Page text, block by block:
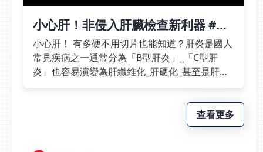
能罹病 慢性白血病最怕
延誤診斷以張先生為例，
他平時身體硬朗，從未懷
疑自己罹患血液疾病，這
次若非因肺炎住院接受抽
被忽略。柯萬盛表示，慢
性白血病進展雖然相對緩
陳代謝(產生、凋亡)，而
身體負責製造血球的工廠
「貧血」是指血液裡的紅
血球量變少，當發現體內
血球細胞異常時(數目過
造血球的工廠—骨髓，就
是一項重要的檢查！骨髓
小心肝！非侵入肝臟檢查新利器 #快
速揪出早期肝硬化！
小心肝！ 有多硬不用切片也能知道？肝炎是國人
常見疾病之一通常分為「B型肝炎」_「C型肝
炎」也容易演變為肝纖維化_肝硬化_甚至是肝癌
風險👨醫師告訴你現代新科技#肝纖維化掃描儀
#準確_快速_非侵入性評估肝硬化程度了解目前肝
的變化 將有利於臨床醫師作為積極治療的決定請
查看更多